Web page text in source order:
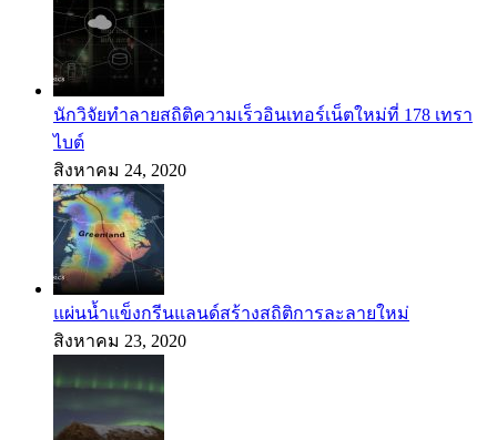
นักวิจัยทำลายสถิติความเร็วอินเทอร์เน็ตใหม่ที่ 178 เทรา
ไบต์
สิงหาคม 24, 2020
แผ่นน้ำแข็งกรีนแลนด์สร้างสถิติการละลายใหม่
สิงหาคม 23, 2020